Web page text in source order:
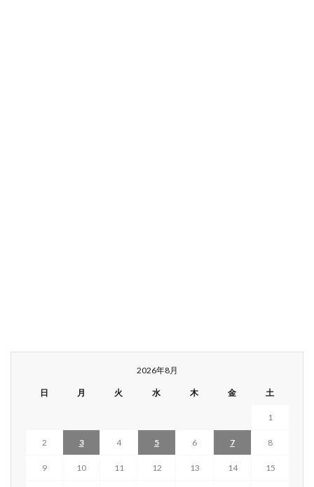
2026年8月
日 月 火 水 木 金 土
1
2 3 4 5 6 7 8
9 10 11 12 13 14 15